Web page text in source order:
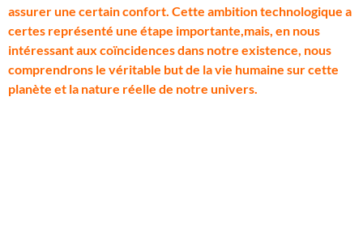
assurer une certain confort. Cette ambition technologique a
certes représenté une étape importante,mais, en nous
intéressant aux coïncidences dans notre existence, nous
comprendrons le véritable but de la vie humaine sur cette
planète et la nature réelle de notre univers.